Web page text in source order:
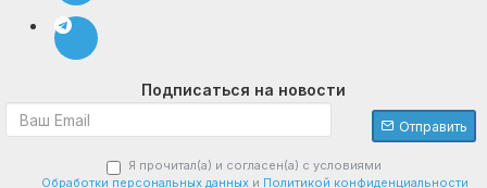
Подписаться на новости
Отправить
Я прочитал(а) и согласен(а) с условиями
Обработки персональных данныхи Политикой конфиденциальности